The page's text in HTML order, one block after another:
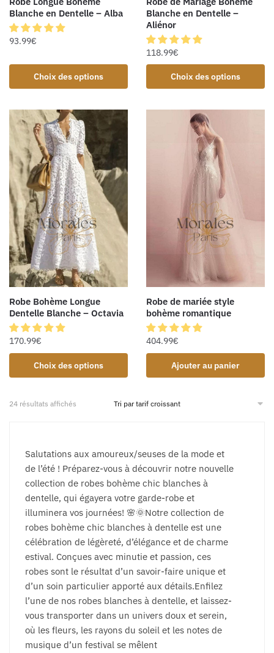
Blanche en Dentelle – Alba
93.99€
Choix des options
Blanche en Dentelle –
Aliénor
118.99€
Choix des options
Robe Bohème Longue
Dentelle Blanche – Octavia
170.99€
Choix des options
Robe de mariée style
bohème romantique
404.99€
Ajouter au panier
24 résultats affichés
Salutations aux amoureux/seuses de la mode et
de l’été ! Préparez-vous à découvrir notre nouvelle
collection de robes bohème chic blanches à
dentelle, qui égayera votre garde-robe et
illuminera vos journées! 🌸🌞Notre collection de
robes bohème chic blanches à dentelle est une
célébration de légèreté, d’élégance et de charme
estival. Conçues avec minutie et passion, ces
robes sont le résultat d’un savoir-faire unique et
d’un soin particulier apporté aux détails.Enfilez
l’une de nos robes blanches à dentelle, et laissez-
vous transporter dans un univers doux et serein,
où les fleurs, les rayons du soleil et les notes de
musique d’un festival se mêlent